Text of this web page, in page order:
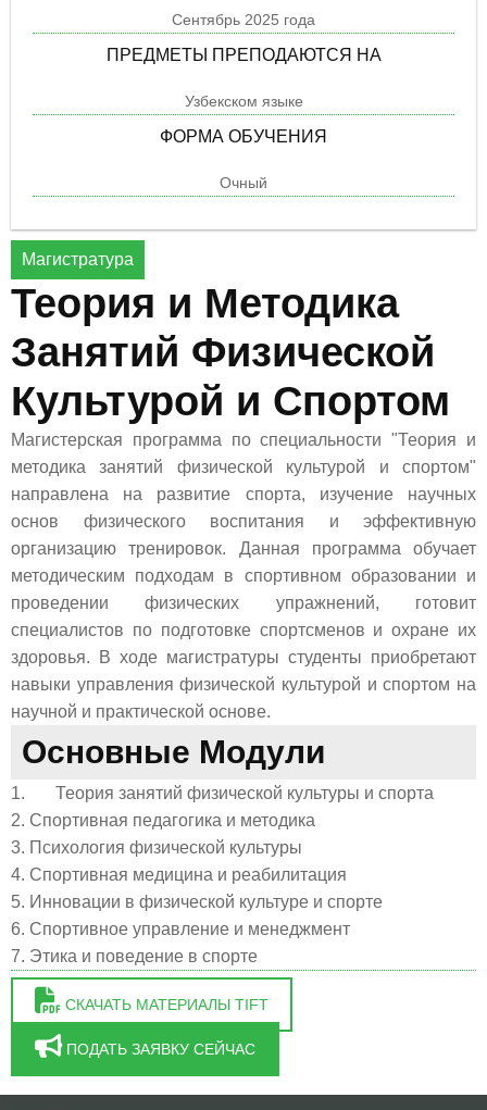
Cентябрь 2025 года
ПРЕДМЕТЫ ПРЕПОДАЮТСЯ НА
Узбекском языке
ФОРМА ОБУЧЕНИЯ
Очный
Магистратура
Теория и Методика
Занятий Физической
Культурой и Спортом
Магистерская программа по специальности "Теория и
методика занятий физической культурой и спортом"
направлена на развитие спорта, изучение научных
основ физического воспитания и эффективную
организацию тренировок. Данная программа обучает
методическим подходам в спортивном образовании и
проведении физических упражнений, готовит
специалистов по подготовке спортсменов и охране их
здоровья. В ходе магистратуры студенты приобретают
навыки управления физической культурой и спортом на
научной и практической основе.
Основные Модули
1. Теория занятий физической культуры и спорта
2. Спортивная педагогика и методика
3. Психология физической культуры
4. Спортивная медицина и реабилитация
5. Инновации в физической культуре и спорте
6. Спортивное управление и менеджмент
7. Этика и поведение в спорте
СКАЧАТЬ МАТЕРИАЛЫ TIFT
ПОДАТЬ ЗАЯВКУ СЕЙЧАС